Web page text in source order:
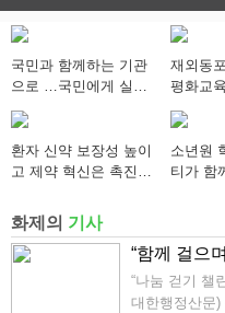
특례 부여
국민과 함께하는 기관
으로 …국민에게 실질
적으로 도움이 되어야
재외동
평화교
“한반도
동포가
환자 신약 보장성 높이
고 제약 혁신은 촉진…
소년원
티가 함
화제의 기사
“나눔 걷기 챌
대한행정산문